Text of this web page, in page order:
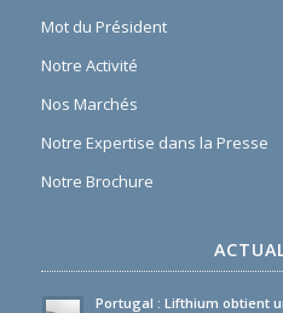
Mot du Président
Notre Activité
Nos Marchés
Notre Expertise dans la Presse
Notre Brochure
Portugal : Lifthium obtient